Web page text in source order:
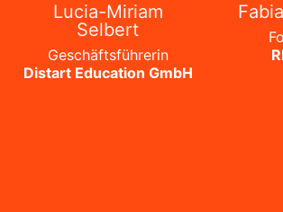
Lucia-Miriam
Selbert
Geschäftsführerin
Distart Education GmbH